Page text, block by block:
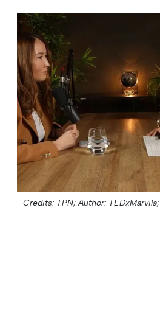
Credits: TPN; Author: TEDxMarvila;